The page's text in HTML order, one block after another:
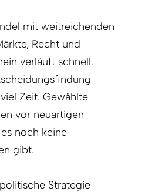
mit weitreichenden
Recht und
verläuft schnell.
Zeit. Gewählte
vor neuartigen
noch keine
gibt.
Strategie